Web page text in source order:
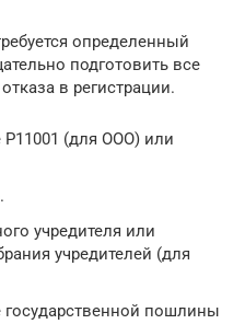
определенный
подготовить все
в регистрации.
(для ООО) или
учредителя или
учредителей (для
государственной пошлины